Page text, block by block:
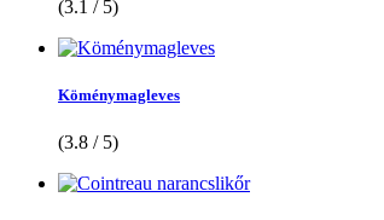
(3.1 / 5)
Köménymagleves
(3.8 / 5)